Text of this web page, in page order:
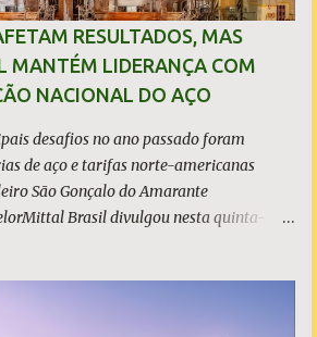
RESULTADOS, MAS
MANTÉM LIDERANÇA COM
NACIONAL DO AÇO
desafios no ano passado foram
de aço e tarifas norte-americanas
São Gonçalo do Amarante
Brasil divulgou nesta quinta-